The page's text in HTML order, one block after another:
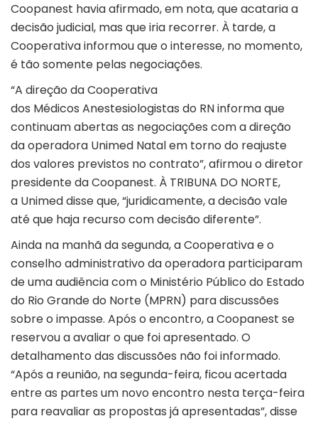
Coopanest havia afirmado, em nota, que acataria a
decisão judicial, mas que iria recorrer. À tarde, a
Cooperativa informou que o interesse, no momento,
é tão somente pelas negociações.
“A direção da Cooperativa
dos Médicos Anestesiologistas do RN informa que
continuam abertas as negociações com a direção
da operadora Unimed Natal em torno do reajuste
dos valores previstos no contrato”, afirmou o diretor
presidente da Coopanest. À TRIBUNA DO NORTE,
a Unimed disse que, “juridicamente, a decisão vale
até que haja recurso com decisão diferente”.
Ainda na manhã da segunda, a Cooperativa e o
conselho administrativo da operadora participaram
de uma audiência com o Ministério Público do Estado
do Rio Grande do Norte (MPRN) para discussões
sobre o impasse. Após o encontro, a Coopanest se
reservou a avaliar o que foi apresentado. O
detalhamento das discussões não foi informado.
“Após a reunião, na segunda-feira, ficou acertada
entre as partes um novo encontro nesta terça-feira
para reavaliar as propostas já apresentadas”, disse